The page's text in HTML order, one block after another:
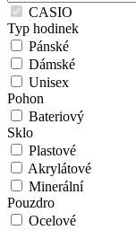
CASIO
Typ hodinek
Pánské
Dámské
Unisex
Pohon
Bateriový
Sklo
Plastové
Akrylátové
Minerální
Pouzdro
Ocelové